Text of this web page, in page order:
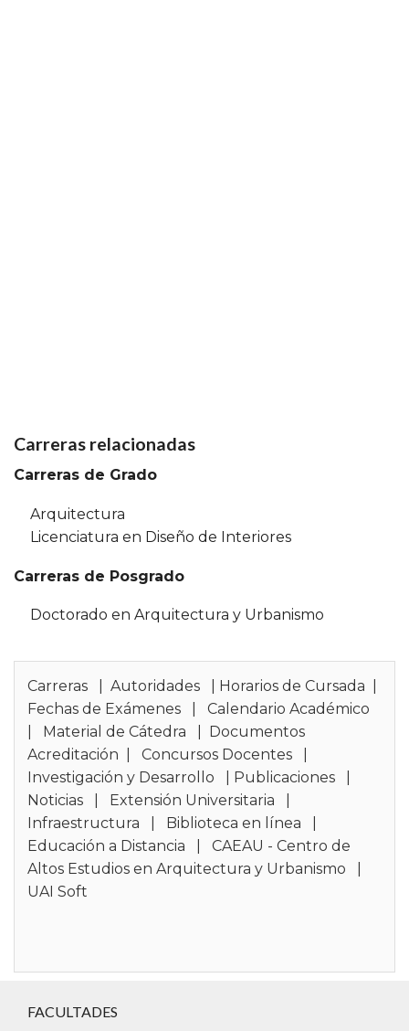
Carreras relacionadas
Carreras de Grado
Arquitectura
Licenciatura en Diseño de Interiores
Carreras de Posgrado
Doctorado en Arquitectura y Urbanismo
Carreras |Autoridades Horarios de Cursada
Fechas de Exámenes
|Calendario Académico
Material de Cátedra
Documentos
Acreditación |Concursos Docentes
Investigación y Desarrollo
Publicaciones
Noticias
Extensión Universitaria
Infraestructura
Biblioteca en línea
Educación a Distancia |CAEAU - Centro de
Altos Estudios en Arquitectura y Urbanismo
UAI Soft
FACULTADES